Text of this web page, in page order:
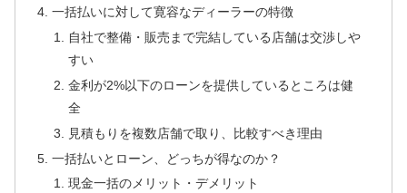
一括払いに対して寛容なディーラーの特徴
自社で整備・販売まで完結している店舗は交渉しや
すい
金利が2%以下のローンを提供しているところは健
全
見積もりを複数店舗で取り、比較すべき理由
一括払いとローン、どっちが得なのか？
現金一括のメリット・デメリット